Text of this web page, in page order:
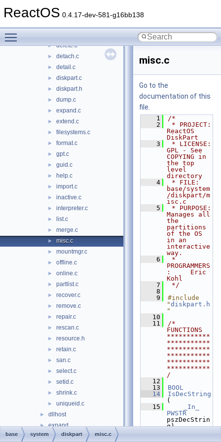
ReactOS 0.4.17-dev-581-g16bb138
► compact.c
► delete.c
► detach.c
► detail.c
► diskpart.c
► diskpart.h
► dump.c
► expand.c
► extend.c
► filesystems.c
► format.c
► gpt.c
► guid.c
► help.c
► import.c
► inactive.c
► interpreter.c
► list.c
► merge.c
► misc.c
► mountmgr.c
► offline.c
► online.c
► partlist.c
► recover.c
► remove.c
► repair.c
► rescan.c
► resource.h
► retain.c
► san.c
► select.c
► setid.c
► shrink.c
► uniqueid.c
► dllhost
► expand
► format
misc.c
Go to the
documentation of this
file.
    1
/*
    2
* PROJECT:
ReactOS
DiskPart
    3
* LICENSE:
GPL - See
COPYING in
the top
level
directory
    4
* FILE:
base/system
/diskpart/m
isc.c
    5
* PURPOSE:
Manages all
the
partitions
of the OS
in an
interactive
way.
    6
*
PROGRAMMERS
:     Eric
Kohl
    7
*/
    8
    9
#include
"diskpart.h
"
   10
   11
/*
FUNCTIONS
***********
***********
***********
***********
***********
***********
/
   12
   13
BOOL
   14
IsDecString
(
   15
_In_
PWSTR
pszDecStrin
g)
base system diskpart misc.c